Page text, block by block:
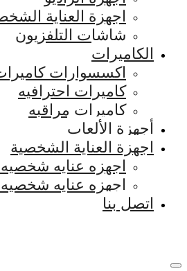
اجهزة العناية
شاشات التلفزيون
الكاميرات
اكسسوارات
كاميرات احترافيه
كاميرات مراقبه
أجهزة الألعاب
اجهزة العناية الشخصية
اجهزه عنايه
اجهزه عنايه
اتصل بنا